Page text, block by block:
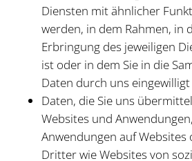
Diensten mit ähnlicher
werden, in dem Rahmen, in
Erbringung des jeweiligen
ist oder in dem Sie in die
Daten durch uns
Daten, die Sie uns
Websites und
Anwendungen auf
Dritter wie Websites von